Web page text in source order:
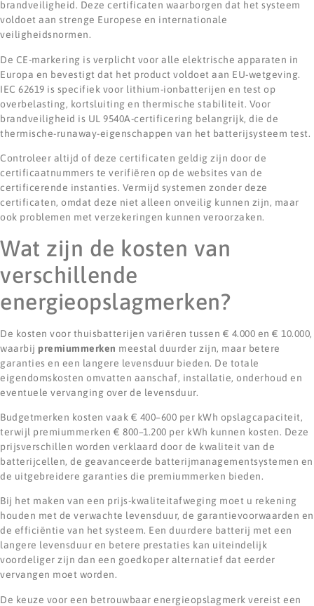
brandveiligheid. Deze certificaten waarborgen dat het systeem
voldoet aan strenge Europese en internationale
veiligheidsnormen.
De CE-markering is verplicht voor alle elektrische apparaten in
Europa en bevestigt dat het product voldoet aan EU-wetgeving.
IEC 62619 is specifiek voor lithium-ionbatterijen en test op
overbelasting, kortsluiting en thermische stabiliteit. Voor
brandveiligheid is UL 9540A-certificering belangrijk, die de
thermische-runaway-eigenschappen van het batterijsysteem test.
Controleer altijd of deze certificaten geldig zijn door de
certificaatnummers te verifiëren op de websites van de
certificerende instanties. Vermijd systemen zonder deze
certificaten, omdat deze niet alleen onveilig kunnen zijn, maar
ook problemen met verzekeringen kunnen veroorzaken.
Wat zijn de kosten van
verschillende
energieopslagmerken?
De kosten voor thuisbatterijen variëren tussen € 4.000 en € 10.000,
waarbij premiummerken meestal duurder zijn, maar betere
garanties en een langere levensduur bieden. De totale
eigendomskosten omvatten aanschaf, installatie, onderhoud en
eventuele vervanging over de levensduur.
Budgetmerken kosten vaak € 400–600 per kWh opslagcapaciteit,
terwijl premiummerken € 800–1.200 per kWh kunnen kosten. Deze
prijsverschillen worden verklaard door de kwaliteit van de
batterijcellen, de geavanceerde batterijmanagementsystemen en
de uitgebreidere garanties die premiummerken bieden.
Bij het maken van een prijs-kwaliteitafweging moet u rekening
houden met de verwachte levensduur, de garantievoorwaarden en
de efficiëntie van het systeem. Een duurdere batterij met een
langere levensduur en betere prestaties kan uiteindelijk
voordeliger zijn dan een goedkoper alternatief dat eerder
vervangen moet worden.
De keuze voor een betrouwbaar energieopslagmerk vereist een